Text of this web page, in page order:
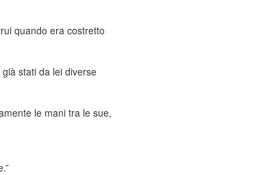
quando era costretto
stati da lei diverse
le mani tra le sue,